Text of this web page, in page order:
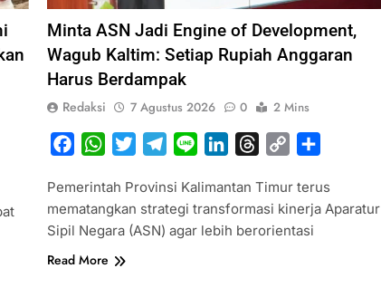
Minta ASN Jadi Engine of Development,
Wagub Kaltim: Setiap Rupiah Anggaran
Harus Berdampak
Redaksi 7 Agustus 2026 0 2 Mins
FacebookWhatsApp
TwitterTelegram
Line LinkedInThreads
Copy
Pemerintah Provinsi Kalimantan Timur terus
mematangkan strategi transformasi kinerja Aparatur
Sipil Negara (ASN) agar lebih berorientasi
Read More